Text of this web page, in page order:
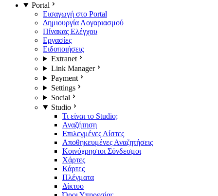
Portal
Εισαγωγή στο Portal
Δημιουργία Λογαριασμού
Πίνακας Ελέγχου
Εργασίες
Ειδοποιήσεις
Extranet
Link Manager
Payment
Settings
Social
Studio
Τι είναι το Studio;
Αναζήτηση
Επιλεγμένες Λίστες
Αποθηκευμένες Αναζητήσεις
Κοινόχρηστοι Σύνδεσμοι
Χάρτες
Κάρτες
Πλέγματα
Δίκτυο